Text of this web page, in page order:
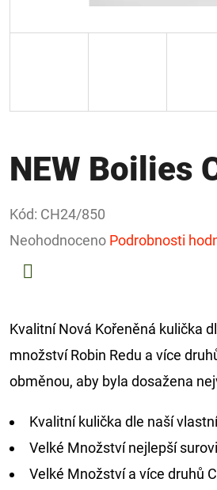
NEW Boilies
Kód: CH24/850
Průměrné
hodnocení
hvězdiček.
Neohodnoceno Podrobnosti
Kvalitní Nová Kořeněná kulička
množství Robin Redu a více
obměnou, aby byla dosažena
Kvalitní kulička dle naší
Velké Množství nejlepší
Velké Množství a více druhů